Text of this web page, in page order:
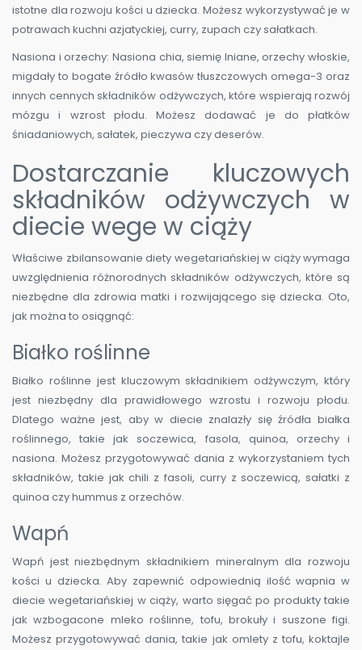
istotne dla rozwoju kości u dziecka. Możesz wykorzystywać je w
potrawach kuchni azjatyckiej, curry, zupach czy sałatkach.
Nasiona i orzechy: Nasiona chia, siemię lniane, orzechy włoskie,
migdały to bogate źródło kwasów tłuszczowych omega-3 oraz
innych cennych składników odżywczych, które wspierają rozwój
mózgu i wzrost płodu. Możesz dodawać je do płatków
śniadaniowych, sałatek, pieczywa czy deserów.
Dostarczanie kluczowych
składników odżywczych w
diecie wege w ciąży
Właściwe zbilansowanie diety wegetariańskiej w ciąży wymaga
uwzględnienia różnorodnych składników odżywczych, które są
niezbędne dla zdrowia matki i rozwijającego się dziecka. Oto,
jak można to osiągnąć:
Białko roślinne
Białko roślinne jest kluczowym składnikiem odżywczym, który
jest niezbędny dla prawidłowego wzrostu i rozwoju płodu.
Dlatego ważne jest, aby w diecie znalazły się źródła białka
roślinnego, takie jak soczewica, fasola, quinoa, orzechy i
nasiona. Możesz przygotowywać dania z wykorzystaniem tych
składników, takie jak chili z fasoli, curry z soczewicą, sałatki z
quinoa czy hummus z orzechów.
Wapń
Wapń jest niezbędnym składnikiem mineralnym dla rozwoju
kości u dziecka. Aby zapewnić odpowiednią ilość wapnia w
diecie wegetariańskiej w ciąży, warto sięgać po produkty takie
jak wzbogacone mleko roślinne, tofu, brokuły i suszone figi.
Możesz przygotowywać dania, takie jak omlety z tofu, koktajle